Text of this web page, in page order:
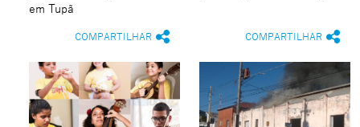
em Tupã
COMPARTILHAR COMPARTILHAR